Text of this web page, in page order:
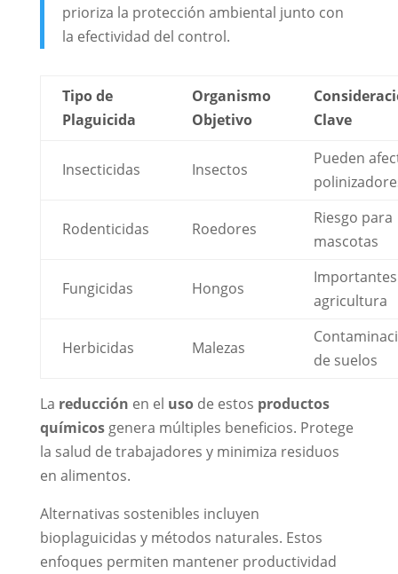
prioriza la protección ambiental junto con
la efectividad del control.
Tipo de
Plaguicida
Organismo
Objetivo
Clave
Insecticidas Insectos
Pueden
Rodenticidas Roedores
Riesgo para
mascotas
Fungicidas Hongos
agricultura
Herbicidas Malezas
de suelos
La reducción en el usode estos productos
químicosgenera múltiples beneficios. Protege
la salud de trabajadores y minimiza residuos
en alimentos.
Alternativas sostenibles incluyen
bioplaguicidas y métodos naturales. Estos
enfoques permiten mantener productividad